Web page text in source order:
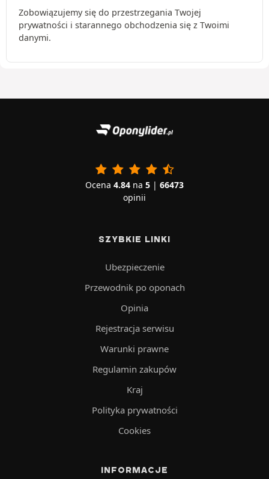
Zobowiązujemy się do przestrzegania Twojej
prywatności i starannego obchodzenia się z Twoimi
danymi.
Ocena 4.84 na 5 | 66473
opinii
SZYBKIE LINKI
Ubezpieczenie
Przewodnik po oponach
Opinia
Rejestracja serwisu
Warunki prawne
Regulamin zakupów
Kraj
Polityka prywatności
Cookies
INFORMACJE